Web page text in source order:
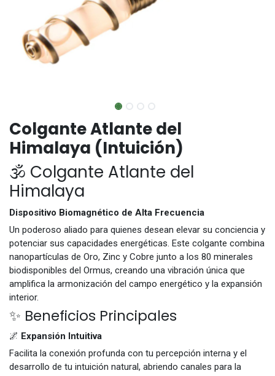
Colgante Atlante del
Himalaya (Intuición)
🕉️ Colgante Atlante del
Himalaya
Dispositivo Biomagnético de Alta Frecuencia
Un poderoso aliado para quienes desean elevar su conciencia y
potenciar sus capacidades energéticas. Este colgante combina
nanopartículas de Oro, Zinc y Cobre junto a los 80 minerales
biodisponibles del Ormus, creando una vibración única que
amplifica la armonización del campo energético y la expansión
interior.
✨ Beneficios Principales
🌌 Expansión Intuitiva
Facilita la conexión profunda con tu percepción interna y el
desarrollo de tu intuición natural, abriendo canales para la